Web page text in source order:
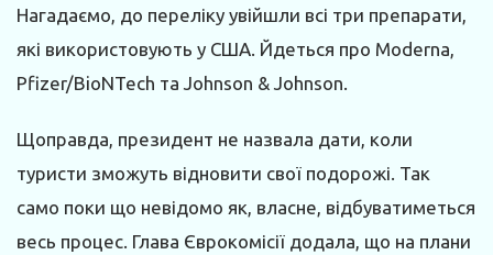
Нагадаємо, до переліку увійшли всі три препарати,
які використовують у США. Йдеться про Moderna,
Pfizer/BioNTech та Johnson & Johnson.
Щоправда, президент не назвала дати, коли
туристи зможуть відновити свої подорожі. Так
само поки що невідомо як, власне, відбуватиметься
весь процес. Глава Єврокомісії додала, що на плани